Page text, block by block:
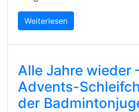
Weiterlesen
Alle Jahre wieder
Advents-
der